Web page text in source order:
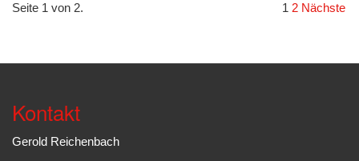
Seite 1 von 2. 1 2 Nächste
Kontakt
Gerold Reichenbach